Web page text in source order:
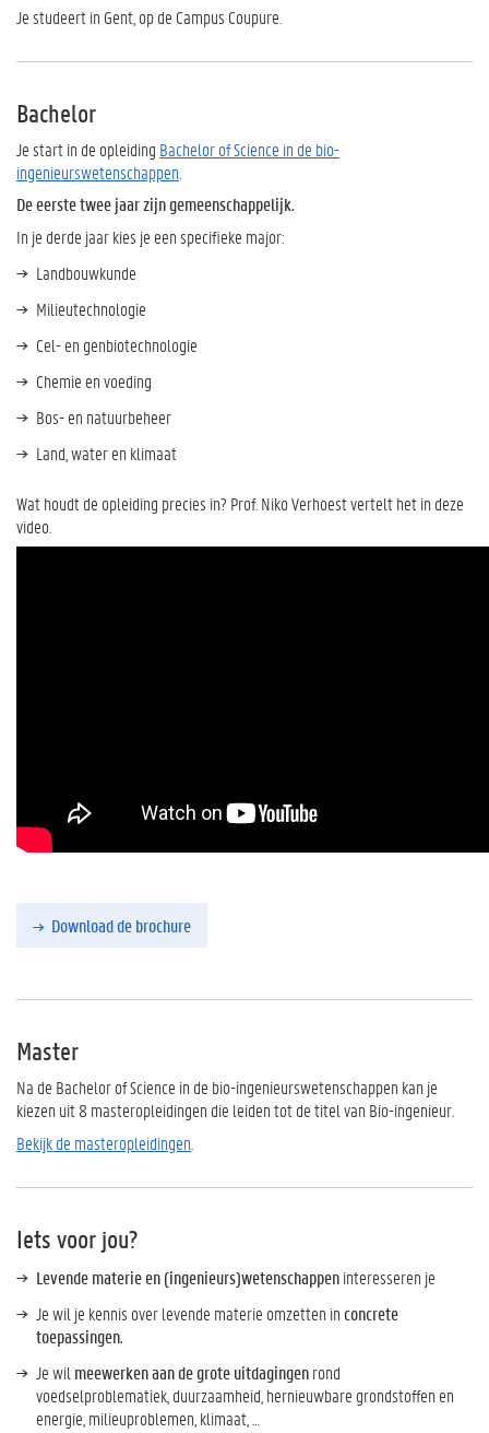
Je studeert in Gent, op de Campus Coupure.
Bachelor
Je start in de opleiding Bachelor of Science in de bio-
ingenieurswetenschappen
De eerste twee jaar zijn gemeenschappelijk.
In je derde jaar kies je een specifieke major:
Landbouwkunde
Milieutechnologie
Cel- en genbiotechnologie
Chemie en voeding
Bos- en natuurbeheer
Land, water en klimaat
Wat houdt de opleiding precies in? Prof. Niko Verhoest vertelt het in deze
video.
Download de brochure
Master
Na de Bachelor of Science in de bio-ingenieurswetenschappen kan je
kiezen uit 8 masteropleidingen die leiden tot de titel van Bio-ingenieur.
Bekijk de masteropleidingen
Iets voor jou?
Levende materie en (ingenieurs)wetenschappeninteresseren je
Je wil je kennis over levende materie omzetten inconcrete
toepassingen.
Je wil meewerken aan de grote uitdagingenrond
voedselproblematiek, duurzaamheid, hernieuwbare grondstoffen en
energie, milieuproblemen, klimaat, …